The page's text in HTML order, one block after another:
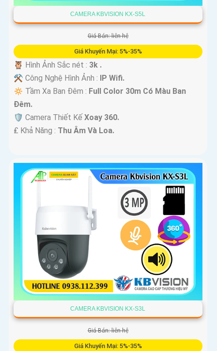
CAMERA KBVISION KX-S5L
Giá Bán: liên hệ
Giá Khuyến Mại: 5%-35%
🦉 Hình Ảnh Sắc nét : 3k .
⚒ Công Nghệ Hình Ảnh : IP Wifi.
🔅 Tầm Xa Ban Đêm : Full Color 30m Có Màu Ban
Ðêm.
🛡 Camera Thiết Kế Xoay 360.
️₤ Khả Năng : Thu Âm Và Loa.
CAMERA KBVISION KX-S3L
Giá Bán: liên hệ
Giá Khuyến Mại: 5%-35%